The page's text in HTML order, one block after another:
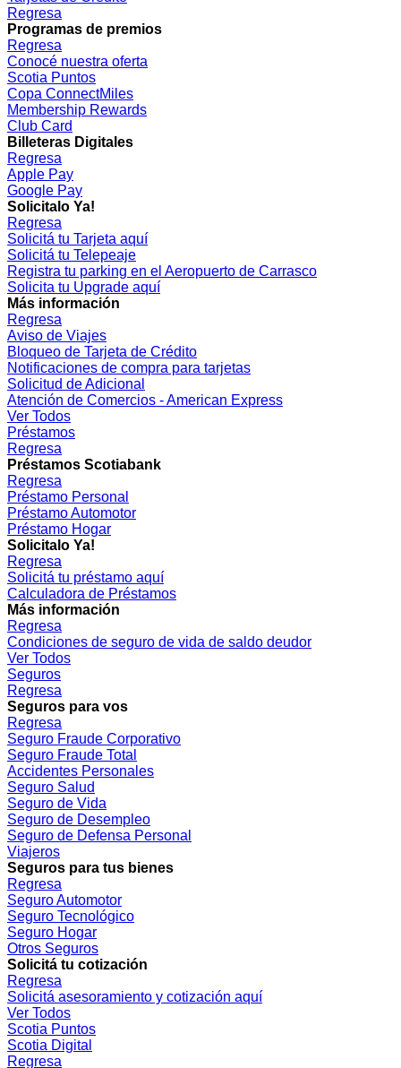
Regresa
Programas de premios
Regresa
Conocé nuestra oferta
Scotia Puntos
Copa ConnectMiles
Membership Rewards
Club Card
Billeteras Digitales
Regresa
Apple Pay
Google Pay
Solicitalo Ya!
Regresa
Solicitá tu Tarjeta aquí
Solicitá tu Telepeaje
Registra tu parking en el Aeropuerto de Carrasco
Solicita tu Upgrade aquí
Más información
Regresa
Aviso de Viajes
Bloqueo de Tarjeta de Crédito
Notificaciones de compra para tarjetas
Solicitud de Adicional
Atención de Comercios - American Express
Ver Todos
Préstamos
Regresa
Préstamos Scotiabank
Regresa
Préstamo Personal
Préstamo Automotor
Préstamo Hogar
Solicitalo Ya!
Regresa
Solicitá tu préstamo aquí
Calculadora de Préstamos
Más información
Regresa
Condiciones de seguro de vida de saldo deudor
Ver Todos
Seguros
Regresa
Seguros para vos
Regresa
Seguro Fraude Corporativo
Seguro Fraude Total
Accidentes Personales
Seguro Salud
Seguro de Vida
Seguro de Desempleo
Seguro de Defensa Personal
Viajeros
Seguros para tus bienes
Regresa
Seguro Automotor
Seguro Tecnológico
Seguro Hogar
Otros Seguros
Solicitá tu cotización
Regresa
Solicitá asesoramiento y cotización aquí
Ver Todos
Scotia Puntos
Scotia Digital
Regresa